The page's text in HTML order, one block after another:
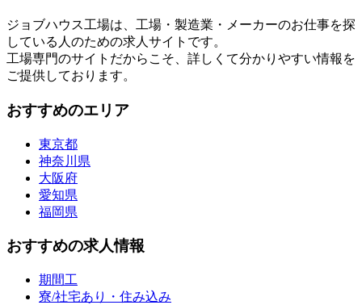
ジョブハウス工場は、工場・製造業・メーカーのお仕事を探
している人のための求人サイトです。
工場専門のサイトだからこそ、詳しくて分かりやすい情報を
ご提供しております。
おすすめのエリア
東京都
神奈川県
大阪府
愛知県
福岡県
おすすめの求人情報
期間工
寮/社宅あり・住み込み